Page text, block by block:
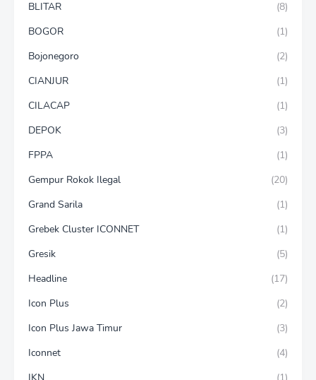
BLITAR
(8)
BOGOR
(1)
Bojonegoro
(2)
CIANJUR
(1)
CILACAP
(1)
DEPOK
(3)
FPPA
(1)
Gempur Rokok Ilegal
(20)
Grand Sarila
(1)
Grebek Cluster ICONNET
(1)
Gresik
(5)
Headline
(17)
Icon Plus
(2)
Icon Plus Jawa Timur
(3)
Iconnet
(4)